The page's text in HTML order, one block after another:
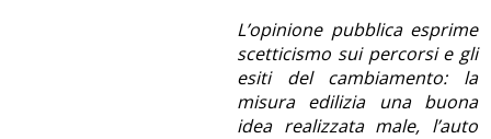
L’opinione pubblica esprime
scetticismo sui percorsi e gli
esiti del cambiamento: la
misura edilizia una buona
idea realizzata male, l’auto